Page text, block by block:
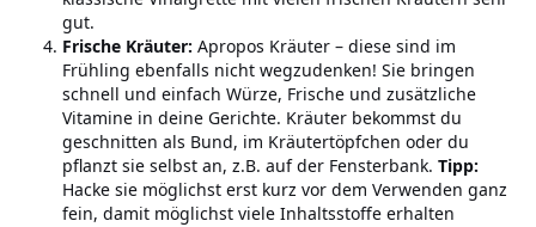
gut.
Frische Kräuter: Apropos Kräuter – diese sind im
Frühling ebenfalls nicht wegzudenken! Sie bringen
schnell und einfach Würze, Frische und zusätzliche
Vitamine in deine Gerichte. Kräuter bekommst du
geschnitten als Bund, im Kräutertöpfchen oder du
pflanzt sie selbst an, z.B. auf der Fensterbank. Tipp:
Hacke sie möglichst erst kurz vor dem Verwenden ganz
fein, damit möglichst viele Inhaltsstoffe erhalten